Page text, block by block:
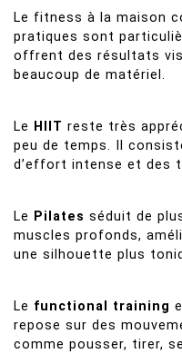
Le fitness à la maison
pratiques sont
offrent des résultats
beaucoup de matériel.
Le HIIT reste très
peu de temps. Il
d’effort intense et des
Le Pilates séduit de
muscles profonds,
une silhouette plus
Le functional training
repose sur des
comme pousser, tirer,